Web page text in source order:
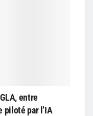
entre
par l’IA